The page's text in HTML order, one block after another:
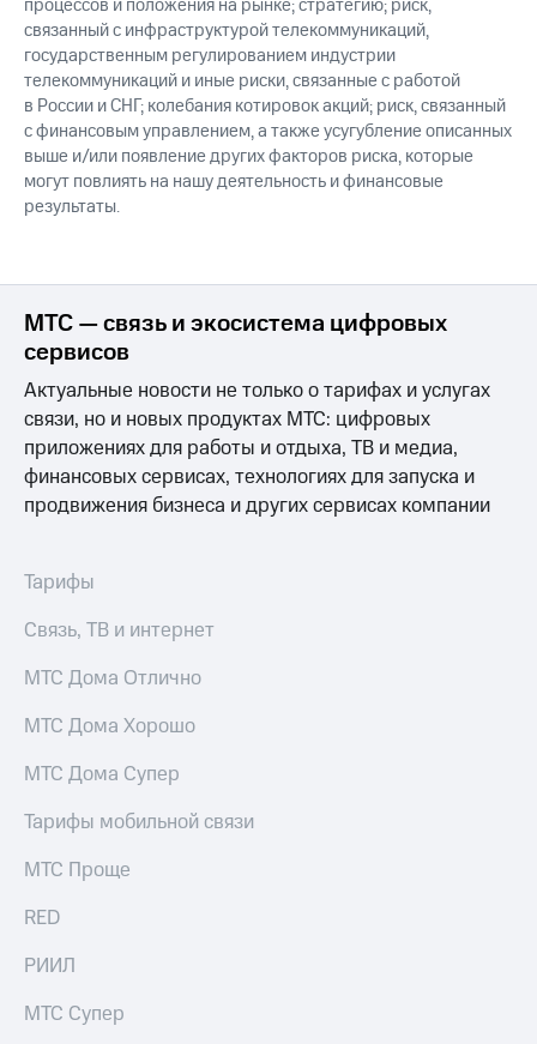
процессов и положения на рынке; стратегию; риск,
связанный с инфраструктурой телекоммуникаций,
государственным регулированием индустрии
телекоммуникаций и иные риски, связанные с работой
в России и СНГ; колебания котировок акций; риск, связанный
с финансовым управлением, а также усугубление описанных
выше и/или появление других факторов риска, которые
могут повлиять на нашу деятельность и финансовые
результаты.
МТС — связь и экосистема цифровых
сервисов
Актуальные новости не только о тарифах и услугах
связи, но и новых продуктах МТС: цифровых
приложениях для работы и отдыха, ТВ и медиа,
финансовых сервисах, технологиях для запуска и
продвижения бизнеса и других сервисах компании
Тарифы
Связь, ТВ и интернет
МТС Дома Отлично
МТС Дома Хорошо
МТС Дома Супер
Тарифы мобильной связи
МТС Проще
RED
РИИЛ
МТС Супер